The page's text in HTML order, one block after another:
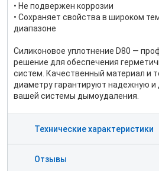
• Не подвержен коррозии
• Сохраняет свойства в широком
диапазоне
Силиконовое уплотнение D80 —
решение для обеспечения
систем. Качественный материал и
диаметру гарантируют надежную и
вашей системы дымоудаления.
Технические характеристики
Отзывы